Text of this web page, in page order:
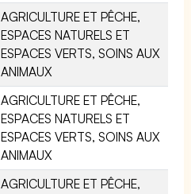
AGRICULTURE ET PÊCHE,
ESPACES NATURELS ET
ESPACES VERTS, SOINS AUX
ANIMAUX
AGRICULTURE ET PÊCHE,
ESPACES NATURELS ET
ESPACES VERTS, SOINS AUX
ANIMAUX
AGRICULTURE ET PÊCHE,